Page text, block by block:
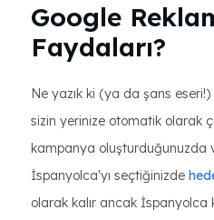
Google
Faydaları?
Ne yazık ki (ya da şans eseri!)
sizin yerinize otomatik olarak
kampanya oluşturduğunuzda
İspanyolca'yı seçtiğinizde
olarak kalır ancak İspanyolca